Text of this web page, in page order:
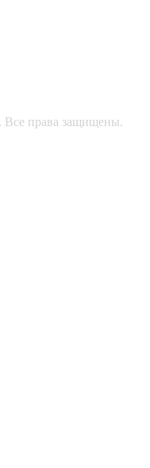
Все права защищены.